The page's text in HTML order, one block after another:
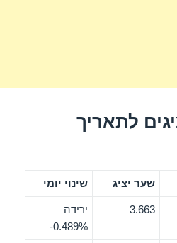
לתאריך
שער יציג שינוי יומי
3.663
ירידה
‎-0.489%